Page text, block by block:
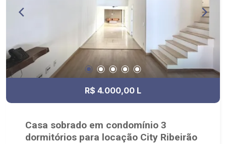
R$ 4.000,00 L
Casa sobrado em condomínio 3
dormitórios para locação City Ribeirão